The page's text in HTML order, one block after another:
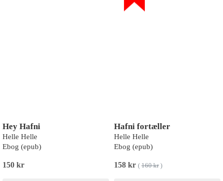
Hey Hafni
Helle Helle
Ebog (epub)
150 kr
Hafni fortæller
Helle Helle
Ebog (epub)
158 kr ( 160 kr)